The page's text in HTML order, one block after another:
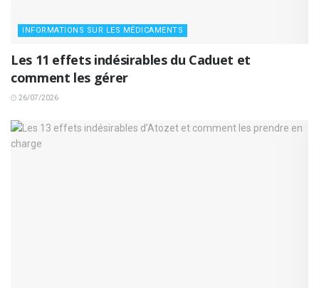
INFORMATIONS SUR LES MÉDICAMENTS
Les 11 effets indésirables du Caduet et
comment les gérer
26/07/2026